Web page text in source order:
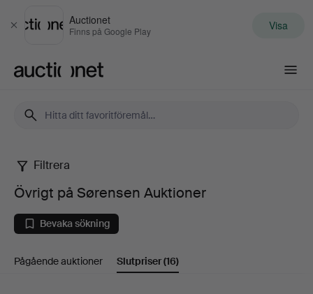
Stäng
Auctionet
Finns på Google Play Visa
Övrigt
på
Sørensen
Auktioner
Filtrera
Övrigt på Sørensen Auktioner
Bevaka sökning
Pågående auktioner Slutpriser(16)